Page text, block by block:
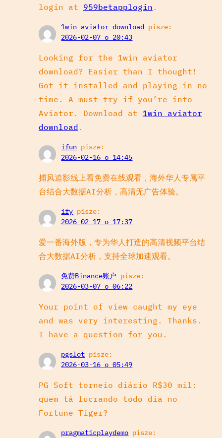
login at 959betapplogin .
1win aviator download pisze:
2026-02-07 o 20:43
Looking for the 1win aviator
download? Easier than I thought!
Got it installed and playing in no
time. A must-try if you’re into
Aviator. Download at 1win aviator
download .
ifun pisze:
2026-02-16 o 14:45
捕风追影线上看免费在线观看，海外华人专属平
台结合大数据AI分析，高清无广告体验。
ify pisze:
2026-02-17 o 17:37
爱一番海外版，专为华人打造的高清视频平台结
合大数据AI分析，支持全球加速观看。
免费Binance账户 pisze:
2026-03-07 o 06:22
Your point of view caught my eye
and was very interesting. Thanks.
I have a question for you.
pgslot pisze:
2026-03-16 o 05:49
PG Soft torneio diário R$30 mil:
quem tá lucrando todo dia no
Fortune Tiger?
pragmaticplaydemo pisze: